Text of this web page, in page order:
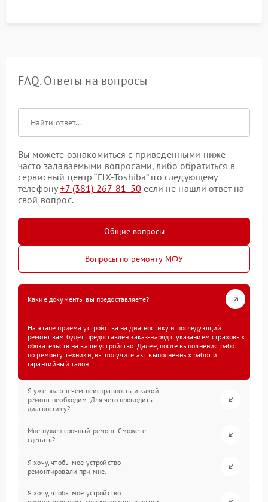
FAQ. Ответы на вопросы
Вы можете ознакомиться с приведенными ниже
часто задаваемыми вопросами, либо обратиться в
сервисный центр “FIX-Toshiba” по следующему
телефону+7 (381) 267-81-50 если не нашли ответ на
свой вопрос.
Общие вопросы
Вопросы по ремонту МФУ
Какие документы вы предоставляете?
На этапе приема устройства на диагностику и последующий
ремонт вам будет предоставлен заказ-наряд с указанием страховых
обязательств на ваше устройство. Далее, после выполнения работ
по ремонту техники, вы получите акт выполненных работ и
гарантийный талон.
Я уже знаю в чем неисправность и какой
ремонт необходим. Для чего проводить
диагностику?
Мне нужен срочный ремонт. Сможете
сделать?
Я хочу, чтобы мое устройство
ремонтировали при мне.
Я хочу, чтобы мое устройство